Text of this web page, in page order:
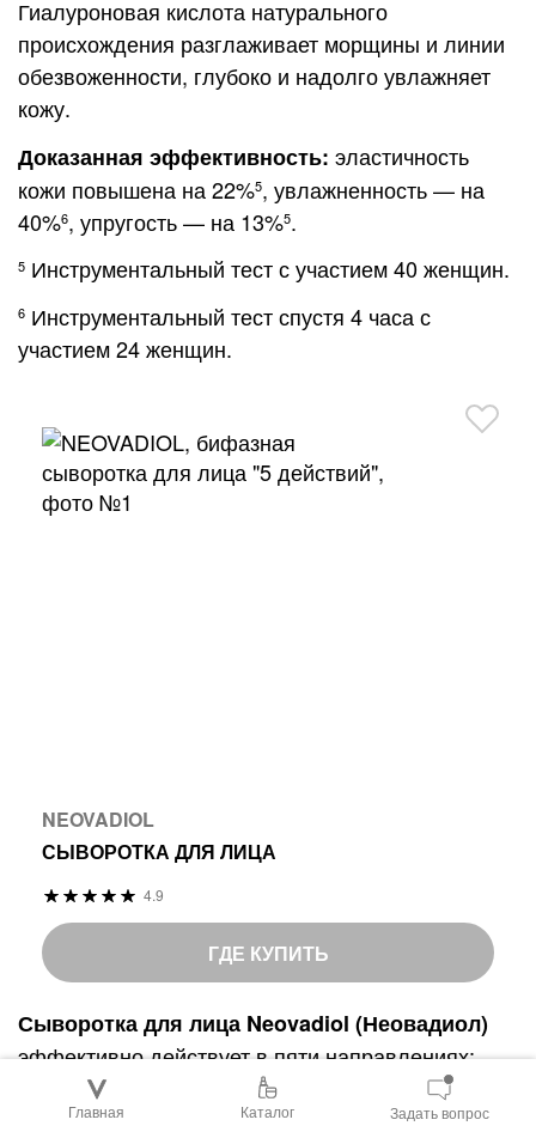
Гиалуроновая кислота натурального
происхождения разглаживает морщины и линии
обезвоженности, глубоко и надолго увлажняет
кожу.
Доказанная эффективность: эластичность
кожи повышена на 22%5, увлажненность — на
40%6, упругость — на 13%5.
5 Инструментальный тест с участием 40 женщин.
6 Инструментальный тест спустя 4 часа с
участием 24 женщин.
NEOVADIOL
СЫВОРОТКА ДЛЯ ЛИЦА
Р
й
т
н
8
o
f
0
0
4.9
ГДЕ КУПИТЬ
Сыворотка для лица Neovadiol (Неовадиол)
эффективно действует в пяти направлениях:
заметно повышает упругость и выравнивает тон
кожи, питает ее, разглаживает морщины,
Главная Каталог Задать вопрос